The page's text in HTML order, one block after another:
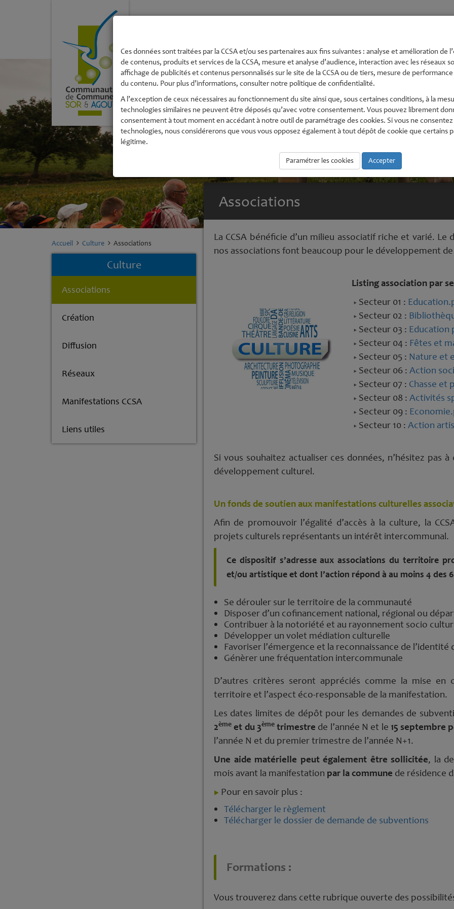
Accueil Culture Associations
Culture
Associations
Création
Diffusion
Réseaux
Manifestations CCSA
Liens utiles
Associations
La CCSA bénéficie d’un milieu associatif riche et varié.
nos associations font beaucoup pour le développement
Listing association par
Secteur 01 :
Secteur 02 :
Secteur 03 : Education
Secteur 04 : Fêtes et
Secteur 05 : Nature et
Secteur 06 : Action
Secteur 07 : Chasse et
Secteur 08 : Activités
Secteur 09 :
Secteur 10 : Action
Si vous souhaitez actualiser ces données, n’hésitez pas
développement culturel.
Un fonds de soutien aux manifestations culturelles
Afin de promouvoir l’égalité d’accès à la culture, la
projets culturels représentants un intérêt intercommunal.
Ce dispositif s’adresse aux associations du territoire
et/ou artistique et dont l’action répond à au moins 4 des
Se dérouler sur le territoire de la communauté
Disposer d’un cofinancement national, régional ou
Contribuer à la notoriété et au rayonnement socio
Développer un volet médiation culturelle
Favoriser l’émergence et la reconnaissance de
Génèrer une fréquentation intercommunale
D’autres critères seront appréciés comme la mise en
territoire et l’aspect éco-responsable de la manifestation.
Les dates limites de dépôt pour les demandes de
2ème et du 3èmetrimestre de l’année N et le 15 septembre
l’année N et du premier trimestre de l’année N+1.
Une aide matérielle peut également être sollicitée, la
mois avant la manifestation par la commune de résidence
Pour en savoir plus :
Télécharger le règlement
Télécharger le dossier de demande de subventions
Formations :
Vous trouverez dans cette rubrique ouverte des
Ces données sont traitées par la CCSA et/ou ses partenaires aux fins suivantes : analyse et amélioration de
de contenus, produits et services de la CCSA, mesure et analyse d’audience, interaction avec les réseaux
affichage de publicités et contenus personnalisés sur le site de la CCSA ou de tiers, mesure de
du contenu. Pour plus d’informations, consulter notre politique de confidentialité.
A l’exception de ceux nécessaires au fonctionnement du site ainsi que, sous certaines conditions, à la
technologies similaires ne peuvent être déposés qu’avec votre consentement. Vous pouvez librement
consentement à tout moment en accédant à notre outil de paramétrage des cookies. Si vous ne consentez
technologies, nous considérerons que vous vous opposez également à tout dépôt de cookie que certains
légitime.
Paramétrer les cookies Accepter